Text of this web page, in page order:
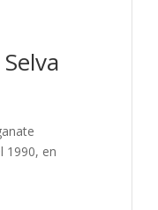
1990, en